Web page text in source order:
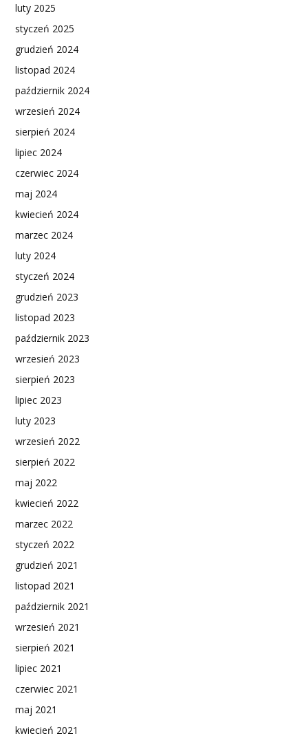
luty 2025
styczeń 2025
grudzień 2024
listopad 2024
październik 2024
wrzesień 2024
sierpień 2024
lipiec 2024
czerwiec 2024
maj 2024
kwiecień 2024
marzec 2024
luty 2024
styczeń 2024
grudzień 2023
listopad 2023
październik 2023
wrzesień 2023
sierpień 2023
lipiec 2023
luty 2023
wrzesień 2022
sierpień 2022
maj 2022
kwiecień 2022
marzec 2022
styczeń 2022
grudzień 2021
listopad 2021
październik 2021
wrzesień 2021
sierpień 2021
lipiec 2021
czerwiec 2021
maj 2021
kwiecień 2021